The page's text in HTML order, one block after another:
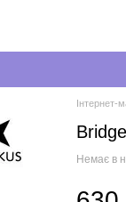
Інтернет-
Немає в